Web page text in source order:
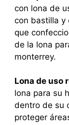
con lona de
con bastilla y
que
de la lona
monterrey.
Lona de uso
lona para su
dentro de su
proteger